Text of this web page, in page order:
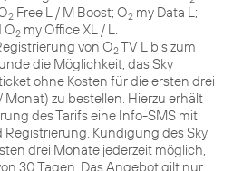
2 Free L / M Boost; O2 my Data L;
O2 my Office XL / L.
von O2TV L bis zum
die Möglichkeit, das Sky
ohne Kosten für die ersten drei
zu bestellen. Hierzu erhält
des Tarifs eine Info-SMS mit
Registrierung. Kündigung des Sky
drei Monate jederzeit möglich,
30 Tagen. Das Angebot gilt nur